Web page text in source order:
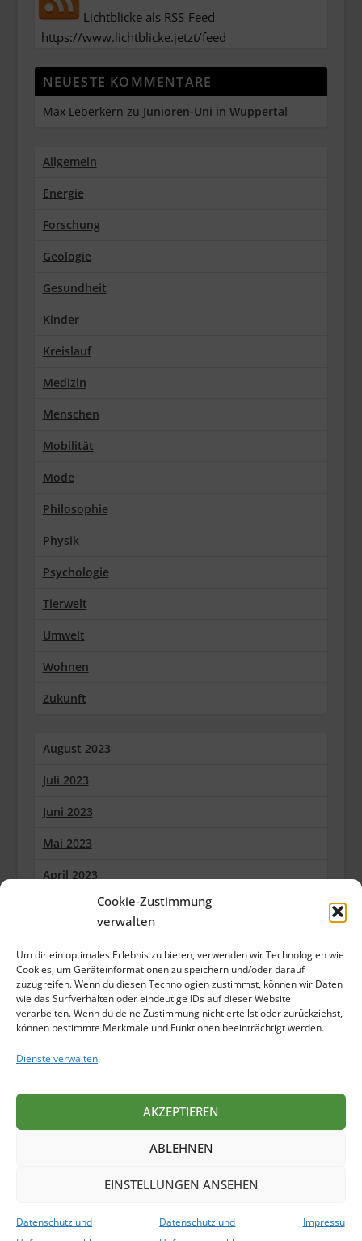
Cookie-Zustimmung
verwalten
Um dir ein optimales Erlebnis zu bieten, verwenden wir Technologien wie
Cookies, um Geräteinformationen zu speichern und/oder darauf
zuzugreifen. Wenn du diesen Technologien zustimmst, können wir Daten
wie das Surfverhalten oder eindeutige IDs auf dieser Website
verarbeiten. Wenn du deine Zustimmung nicht erteilst oder zurückziehst,
können bestimmte Merkmale und Funktionen beeinträchtigt werden.
Dienste verwalten
AKZEPTIEREN
ABLEHNEN
EINSTELLUNGEN ANSEHEN
Datenschutz und
Datenschutz und
Impressu
Lichtblicke als RSS-Feed
https://www.lichtblicke.jetzt/feed
NEUESTE KOMMENTARE
Max Leberkern zu Junioren-Uni in Wuppertal
Allgemein
Energie
Forschung
Geologie
Gesundheit
Kinder
Kreislauf
Medizin
Menschen
Mobilität
Mode
Philosophie
Physik
Psychologie
Tierwelt
Umwelt
Wohnen
Zukunft
August 2023
Juli 2023
Juni 2023
Mai 2023
April 2023
März 2023
Januar 2023
Dezember 2022
Oktober 2022
September 2022
Juli 2022
Juni 2022